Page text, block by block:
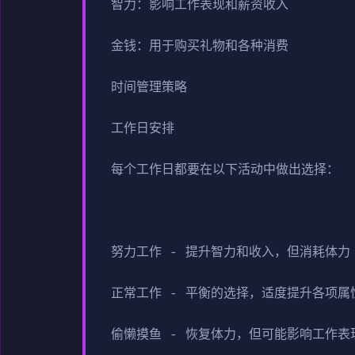
智力：影响工作表现和薪资收入
金钱：用于购买礼物和各种消费
时间管理策略
工作日安排
每个工作日都要在以下活动中做出选择：
努力工作 - 提升智力和收入，但消耗体力
正常工作 - 平衡的选择，适度提升各项属
偷懒摸鱼 - 恢复体力，但可能影响工作表